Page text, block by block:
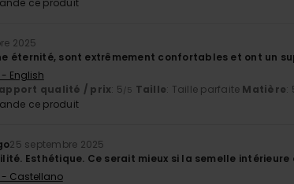
ce produit
2025
éternité, sont extrêmement confortables et ont un
English
qualité / prix: 5/5 Taille: Taille parfaite Matière:
ce produit
25 septembre 2025
Esthétique. Ce serait mieux si la semelle
- Castellano